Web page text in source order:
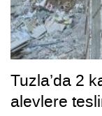
Tuzla’da 2
alevlere